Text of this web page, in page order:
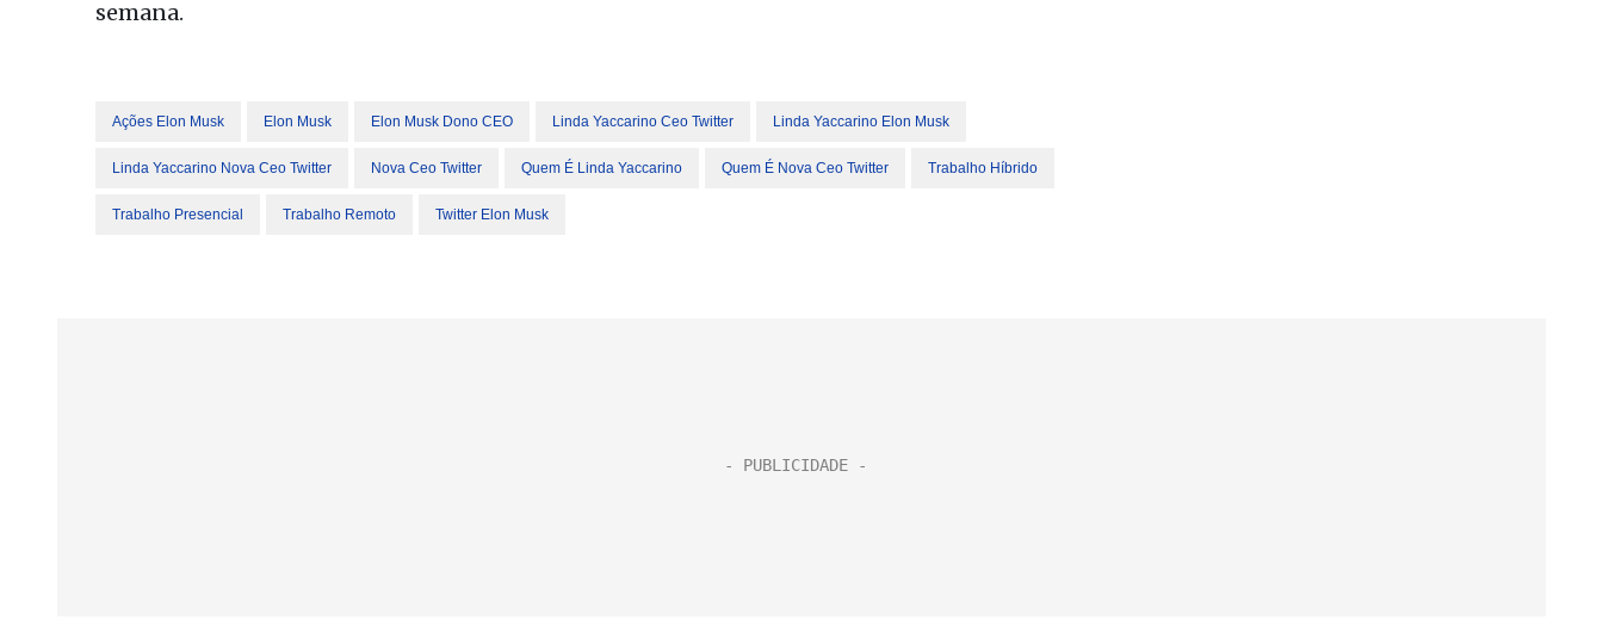
semana.
Ações Elon Musk Elon Musk Elon Musk Dono CEO Linda Yaccarino Ceo Twitter Linda Yaccarino Elon Musk
Linda Yaccarino Nova Ceo Twitter Nova Ceo Twitter Quem É Linda Yaccarino Quem É Nova Ceo Twitter Trabalho Híbrido
Trabalho Presencial Trabalho Remoto Twitter Elon Musk